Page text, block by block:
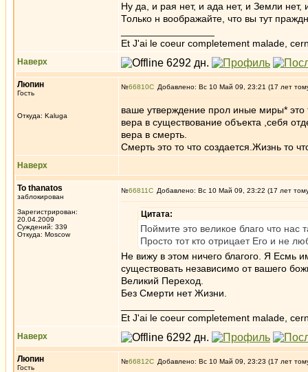
Ну да, и рая нет, и ада нет, и Земли нет,
Только н воображайте, что вы тут
Et J'ai le coeur completement malade,
Наверх
Люпин
Гость
Откуда: Kaluga
№66810 Добавлено: Вс 10 Май 09, 23:21 (17 лет
ваше утверждение прол иные миры* это
вера в существование объекта ,себя
вера в смерть.
Смерть это то что создается.Жизнь то
Наверх
To thanatos
заблокирован
Зарегистрирован:
20.04.2009
Суждений: 339
Откуда: Moscow
№66811 Добавлено: Вс 10 Май 09, 23:22 (17 лет
Цитата:
Поймите это великое благо что нас
Просто тот кто отрицает Его и не
Не вижу в этом ничего благого. Я Есмь
существовать независимо от вашего
Великий Переход.
Без Смерти нет Жизни.
Et J'ai le coeur completement malade,
Наверх
Люпин
Гость
№66812 Добавлено: Вс 10 Май 09, 23:23 (17 лет